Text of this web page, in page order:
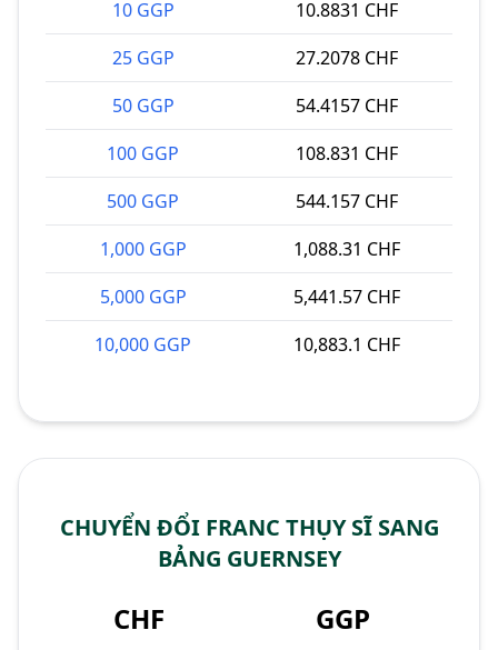
10 GGP
10.8831 CHF
25 GGP
27.2078 CHF
50 GGP
54.4157 CHF
100 GGP
108.831 CHF
500 GGP
544.157 CHF
1,000 GGP
1,088.31 CHF
5,000 GGP
5,441.57 CHF
10,000 GGP
10,883.1 CHF
CHUYỂN ĐỔI FRANC THỤY SĨ SANG
BẢNG GUERNSEY
CHF GGP